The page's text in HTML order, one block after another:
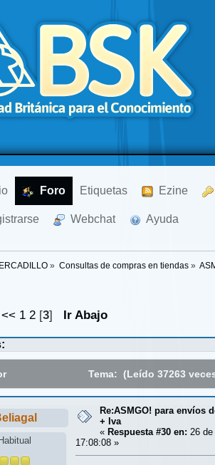
Foro Etiquetas Ezine
Webchat Ayuda
» Consultas de compras en tiendas»
<< 1 2 [3] Ir Abajo
Tema: (Leído 37263
Re:ASMGO! para envíos
+ Iva
« Respuesta #30 en: 26
17:08:08 »